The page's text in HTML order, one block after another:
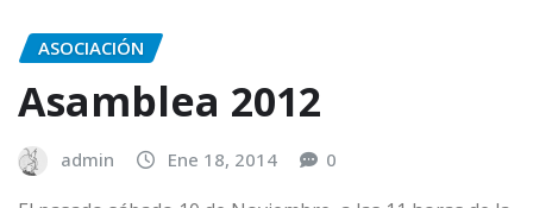
ASOCIACIÓN
Asamblea 2012
admin Ene 18, 2014 0